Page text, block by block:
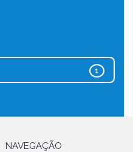
1
NAVEGAÇÃO